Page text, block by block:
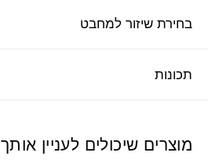
בחירת שיזור למחבט
תכונות
מוצרים שיכולים לעניין אותך